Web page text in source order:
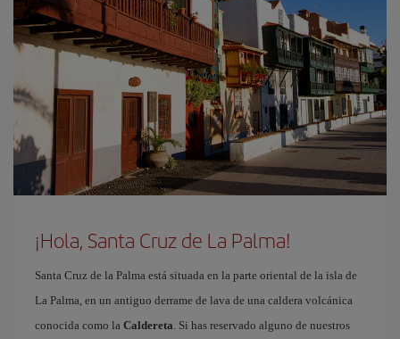
¡Hola, Santa Cruz de La Palma!
Santa Cruz de la Palma está situada en la parte oriental de la isla de
La Palma, en un antiguo derrame de lava de una caldera volcánica
conocida como la Caldereta. Si has reservado alguno de nuestros